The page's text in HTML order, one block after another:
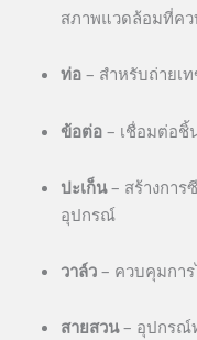
สภาพแวดล้อมที่ค
ท่อ – สำหรับถ่ายเ
ข้อต่อ – เชื่อมต่อชิ้
ปะเก็น– สร้างการ
อุปกรณ์
วาล์ว – ควบคุมกา
สายสวน– อุปกรณ์ท